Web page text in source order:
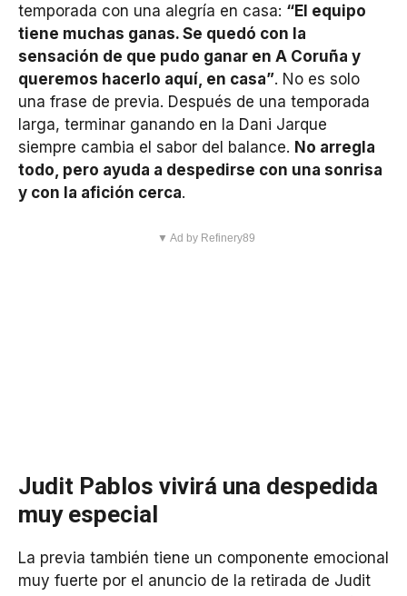
temporada con una alegría en casa: “El equipo
tiene muchas ganas. Se quedó con la
sensación de que pudo ganar en A Coruña y
queremos hacerlo aquí, en casa”. No es solo
una frase de previa. Después de una temporada
larga, terminar ganando en la Dani Jarque
siempre cambia el sabor del balance. No arregla
todo, pero ayuda a despedirse con una sonrisa
y con la afición cerca.
▼ Ad by Refinery89
Judit Pablos vivirá una despedida
muy especial
La previa también tiene un componente emocional
muy fuerte por el anuncio de la retirada de Judit